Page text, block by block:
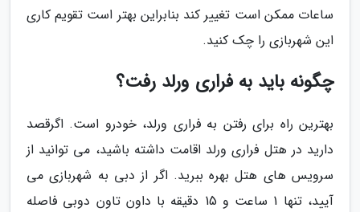
ساعات ممکن است تغییر کند بنابراین بهتر است تقویم کاری
این شهربازی را چک کنید.
چگونه باید به فراری ورلد رفت؟
بهترین راه برای رفتن به فراری ورلد، خودرو است. اگرقصد
دارید در هتل فراری ورلد اقامت داشته باشید، می توانید از
سرویس های هتل بهره ببرید. اگر از دبی به شهربازی می
آیید، تنها 1 ساعت و 15 دقیقه با داون تاون دوبی فاصله